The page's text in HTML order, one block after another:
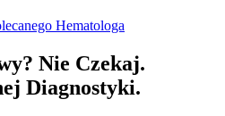
Hematologa
Nie Czekaj.
Diagnostyki.